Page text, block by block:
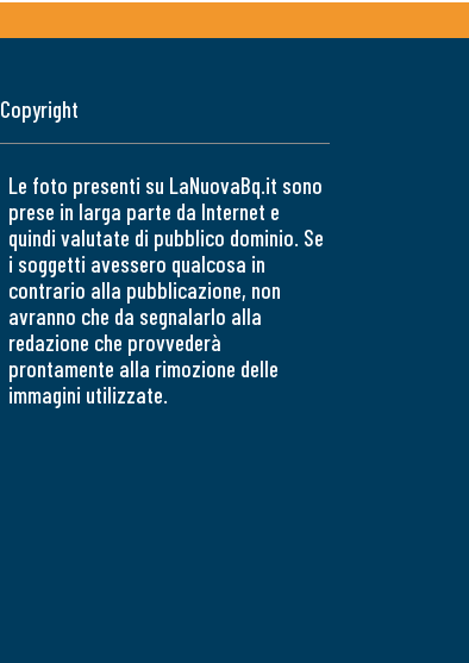
Copyright
Le foto presenti su LaNuovaBq.it sono
prese in larga parte da Internet e
quindi valutate di pubblico dominio. Se
i soggetti avessero qualcosa in
contrario alla pubblicazione, non
avranno che da segnalarlo alla
redazione che provvederà
prontamente alla rimozione delle
immagini utilizzate.